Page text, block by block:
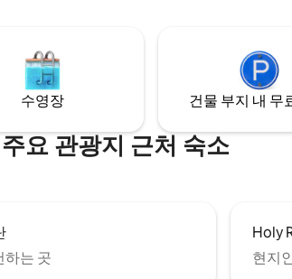
며,
하지만 슈퍼마켓과 주요 쇼핑 센터에서 단
몇 분 거리에 있습니다.
수영장 건물 부지 내 무
요 관광지 근처 숙소
하는 곳
Holy
현지